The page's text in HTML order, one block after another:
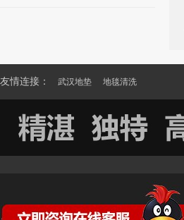
友情连接： 武汉地垫 地毯清洗